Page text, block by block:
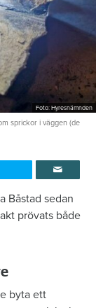
Foto: Hyresnämnden
sprickor i väggen (de
Båstad sedan
prövats både
byta ett